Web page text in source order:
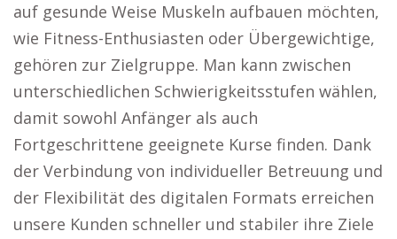
auf gesunde Weise Muskeln aufbauen möchten,
wie Fitness-Enthusiasten oder Übergewichtige,
gehören zur Zielgruppe. Man kann zwischen
unterschiedlichen Schwierigkeitsstufen wählen,
damit sowohl Anfänger als auch
Fortgeschrittene geeignete Kurse finden. Dank
der Verbindung von individueller Betreuung und
der Flexibilität des digitalen Formats erreichen
unsere Kunden schneller und stabiler ihre Ziele